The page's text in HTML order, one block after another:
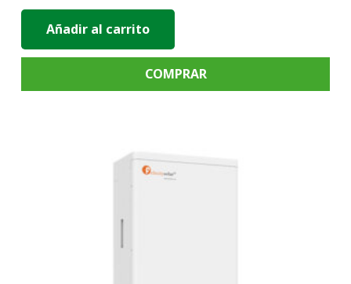
Añadir al carrito
COMPRAR